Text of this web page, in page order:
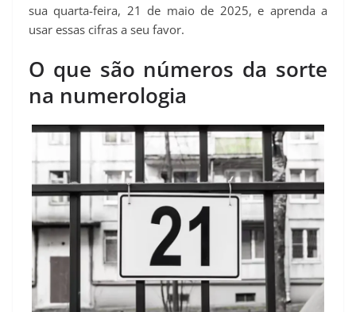
t
s
A
e
g
r
a
e
b
o
i
l
t
e
r
t
y
i
r
sua quarta-feira, 21 de maio de 2025, e aprenda a
usar essas cifras a seu favor.
O que são números da sorte
na numerologia